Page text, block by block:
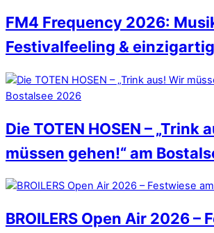
FM4 Frequency 2026:
Festivalfeeling &
Die TOTEN HOSEN – „Trink
müssen gehen!“ am
BROILERS Open Air 2026 –